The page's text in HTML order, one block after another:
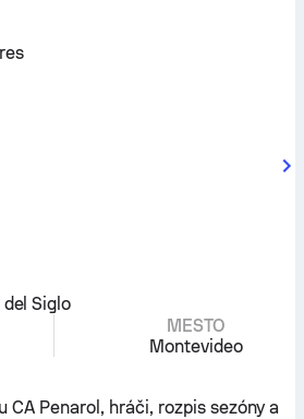
Siglo
MESTO
Montevideo
CA Penarol, hráči, rozpis sezóny a